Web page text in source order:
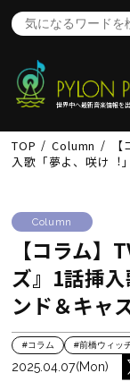
世界中へ最新音楽情報を
TOP Column
入歌「夢よ、咲け︕
Column
【コラム
ズ』1話挿
ンド＆キャ
#コラム #前橋ウィッ
2025.04.07(Mon)